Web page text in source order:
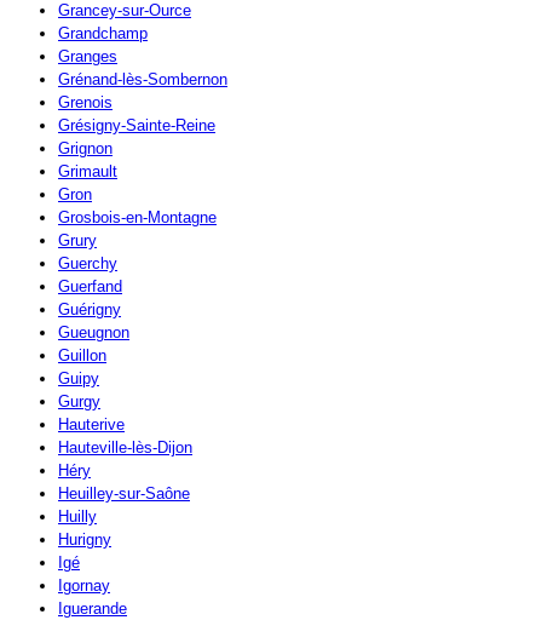
Grancey-sur-Ource
Grandchamp
Granges
Grénand-lès-Sombernon
Grenois
Grésigny-Sainte-Reine
Grignon
Grimault
Gron
Grosbois-en-Montagne
Grury
Guerchy
Guerfand
Guérigny
Gueugnon
Guillon
Guipy
Gurgy
Hauterive
Hauteville-lès-Dijon
Héry
Heuilley-sur-Saône
Huilly
Hurigny
Igé
Igornay
Iguerande